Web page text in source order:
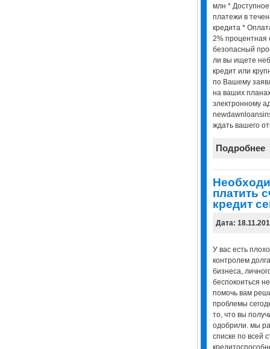
млн *
платежи в
кредита *
2% процентная
безопасный
ли вы ищете
кредит или
по Вашему
на ваших
электронному
ждать вашего
Подробнее
платить
кредит
Дата:
У вас есть
контролем
бизнеса,
беспокоиться
помочь вам
проблемы
то, что вы
одобрили. мы
списке по всей